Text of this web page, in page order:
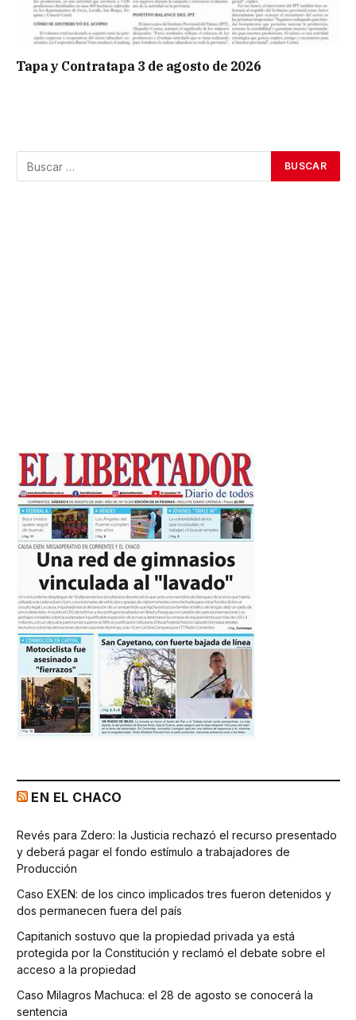
Tapa y Contratapa 3 de agosto de 2026
EN EL CHACO
Revés para Zdero: la Justicia rechazó el recurso presentado
y deberá pagar el fondo estímulo a trabajadores de
Producción
Caso EXEN: de los cinco implicados tres fueron detenidos y
dos permanecen fuera del país
Capitanich sostuvo que la propiedad privada ya está
protegida por la Constitución y reclamó el debate sobre el
acceso a la propiedad
Caso Milagros Machuca: el 28 de agosto se conocerá la
sentencia